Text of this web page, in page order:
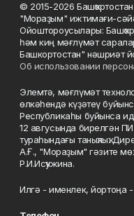
© 2015-2026
"Мораҙым" ижтимағи-
Ойоштороусылары:
һәм киң мәғлүмәт
Башкортостан" нәшриәт
Об использовании
Элемтә, мәғлүмәт
өлкәһендә күҙәтеү
Республикаһы буйынса
12 авгусында бирелгән
тураһындағы таныҡлыҡ.
А.Ғ., "Мораҙым" гәзите
Р.И.Исҡужина.
Илгә - именлек, йортоңа -